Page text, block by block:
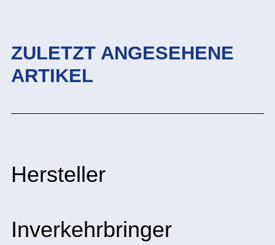
ZULETZT ANGESEHENE
ARTIKEL
Hersteller
Inverkehrbringer